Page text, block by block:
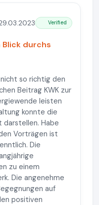
Verified
Blick durchs
so richtig den
Beitrag KWK zur
leisten
konnte die
Habe
Vorträgen ist
Die
zu einem
Die angenehme
auf
positiven